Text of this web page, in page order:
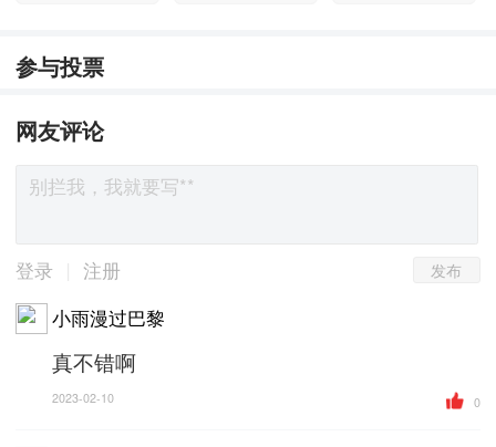
参与投票
网友评论
登录 注册 发布
小雨漫过巴黎
真不错啊
2023-02-10 0